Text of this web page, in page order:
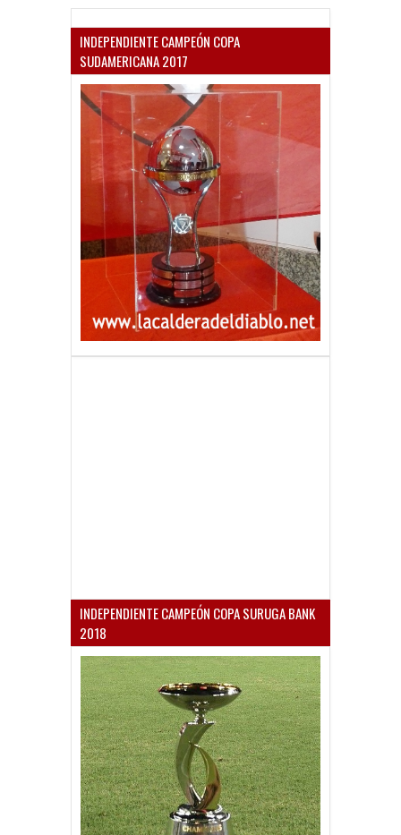
INDEPENDIENTE CAMPEÓN COPA
SUDAMERICANA 2017
INDEPENDIENTE CAMPEÓN COPA SURUGA BANK
2018